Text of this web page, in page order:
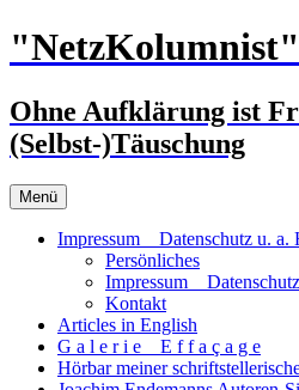
Zum
Inhalt
"NetzKolumnist"
Ohne Aufklärung ist
(Selbst-)Täuschung
Menü
Impressum _ Datenschutz u. a.
Persönliches
Impressum _ Datenschutz
Kontakt
Articles in English
G a l e r i e _ E f f a ç a g e
Hörbar meiner